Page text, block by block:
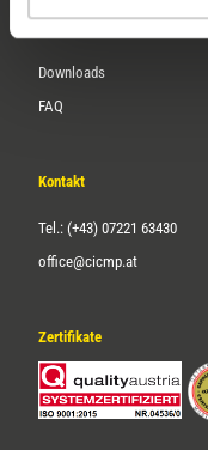
Downloads
FAQ
Kontakt
Tel.: (+43) 07221 63430
office@cicmp.at
Zertifikate